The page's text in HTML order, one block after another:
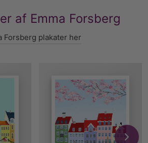
af Emma Forsberg
Forsberg plakater her